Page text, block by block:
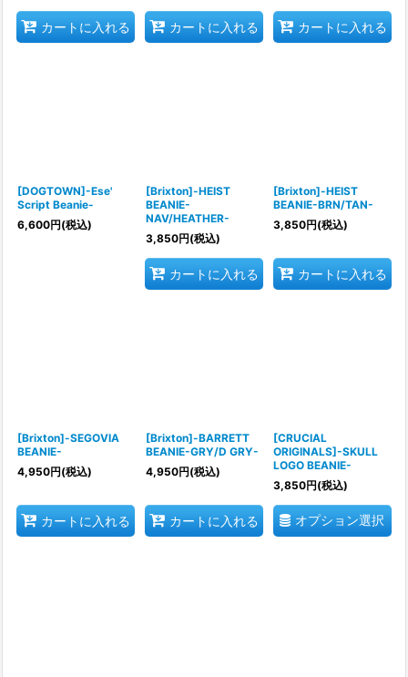
カートに入れる カートに入れる カートに入れる
[DOGTOWN]-Ese'
Script Beanie-
6,600円(税込)
[Brixton]-HEIST
BEANIE-
NAV/HEATHER-
3,850円(税込)
カートに入れる
[Brixton]-HEIST
BEANIE-BRN/TAN-
3,850円(税込)
カートに入れる
[Brixton]-SEGOVIA
BEANIE-
4,950円(税込)
カートに入れる
[Brixton]-BARRETT
BEANIE-GRY/D GRY-
4,950円(税込)
カートに入れる
[CRUCIAL
ORIGINALS]-SKULL
LOGO BEANIE-
3,850円(税込)
オプション選択